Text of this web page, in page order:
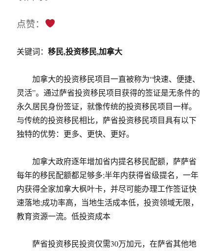
点赞：
关键词：移民,投资移民,加拿大
加拿大的投资移民项目一直被称为“快速、便捷、
灵活”。通过萨省投资移民项目获得的签证是无条件的
永久居民身份签证，就像传统的投资移民项目一样。
与传统的投资移民相比，萨省投资移民项目具有以下
独特的优势：更多、更快、更好。
加拿大政府逐年增加省内提名移民配额，萨萨省
每年的移民配额都足够多;半年内获得省级提名，一年
内获得全家加拿大枫叶卡，并尽可能办理工作签证快
速落地;成功率高，当地生活成本低，投资领域无限，
教育资源一流。低投资成本
萨省投资移民投资仅需30万加元，在萨省其他地